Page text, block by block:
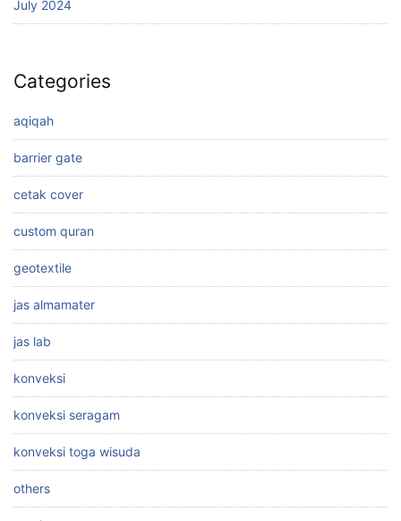
July 2024
Categories
aqiqah
barrier gate
cetak cover
custom quran
geotextile
jas almamater
jas lab
konveksi
konveksi seragam
konveksi toga wisuda
others